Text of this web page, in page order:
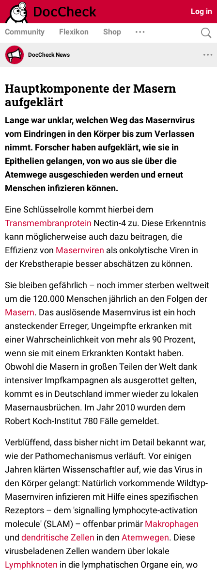
Log in
Community Flexikon Shop
DocCheck News
Hauptkomponente der Masern
aufgeklärt
Lange war unklar, welchen Weg das Masernvirus
vom Eindringen in den Körper bis zum Verlassen
nimmt. Forscher haben aufgeklärt, wie sie in
Epithelien gelangen, von wo aus sie über die
Atemwege ausgeschieden werden und erneut
Menschen infizieren können.
Eine Schlüsselrolle kommt hierbei dem
Transmembranprotein Nectin-4 zu. Diese Erkenntnis
kann möglicherweise auch dazu beitragen, die
Effizienz von Masernviren als onkolytische Viren in
der Krebstherapie besser abschätzen zu können.
Sie bleiben gefährlich – noch immer sterben weltweit
um die 120.000 Menschen jährlich an den Folgen der
Masern. Das auslösende Masernvirus ist ein hoch
ansteckender Erreger, Ungeimpfte erkranken mit
einer Wahrscheinlichkeit von mehr als 90 Prozent,
wenn sie mit einem Erkrankten Kontakt haben.
Obwohl die Masern in großen Teilen der Welt dank
intensiver Impfkampagnen als ausgerottet gelten,
kommt es in Deutschland immer wieder zu lokalen
Masernausbrüchen. Im Jahr 2010 wurden dem
Robert Koch-Institut 780 Fälle gemeldet.
Verblüffend, dass bisher nicht im Detail bekannt war,
wie der Pathomechanismus verläuft. Vor einigen
Jahren klärten Wissenschaftler auf, wie das Virus in
den Körper gelangt: Natürlich vorkommende Wildtyp-
Masernviren infizieren mit Hilfe eines spezifischen
Rezeptors – dem 'signalling lymphocyte-activation
molecule' (SLAM) – offenbar primär Makrophagen
und dendritische Zellen in den Atemwegen. Diese
virusbeladenen Zellen wandern über lokale
Lymphknoten in die lymphatischen Organe ein, wo